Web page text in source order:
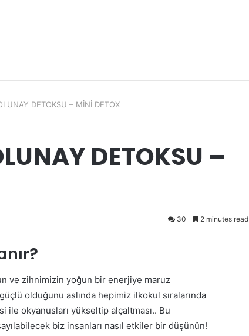
DETOKSU – MİNİ DETOX
DETOKSU –
30 2 minutes read
ve zihnimizin yoğun bir enerjiye maruz
olduğunu aslında hepimiz ilkokul sıralarında
ile okyanusları yükseltip alçaltması.. Bu
biz insanları nasıl etkiler bir düşünün!